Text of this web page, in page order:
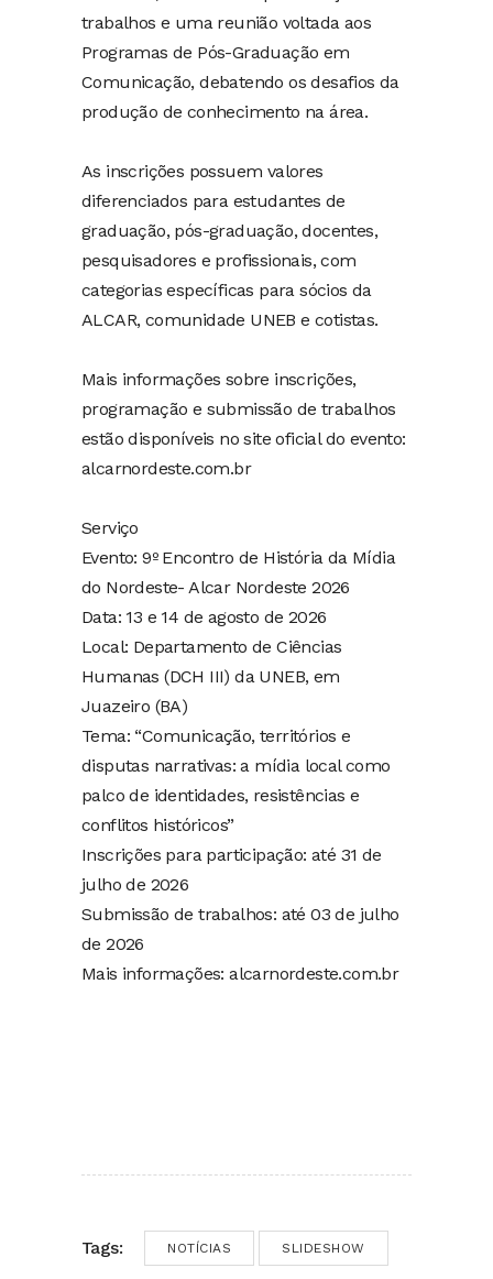
trabalhos e uma reunião voltada aos
Programas de Pós-Graduação em
Comunicação, debatendo os desafios da
produção de conhecimento na área.
As inscrições possuem valores
diferenciados para estudantes de
graduação, pós-graduação, docentes,
pesquisadores e profissionais, com
categorias específicas para sócios da
ALCAR, comunidade UNEB e cotistas.
Mais informações sobre inscrições,
programação e submissão de trabalhos
estão disponíveis no site oficial do evento:
alcarnordeste.com.br
Serviço
Evento: 9º Encontro de História da Mídia
do Nordeste- Alcar Nordeste 2026
Data: 13 e 14 de agosto de 2026
Local: Departamento de Ciências
Humanas (DCH III) da UNEB, em
Juazeiro (BA)
Tema: “Comunicação, territórios e
disputas narrativas: a mídia local como
palco de identidades, resistências e
conflitos históricos”
Inscrições para participação: até 31 de
julho de 2026
Submissão de trabalhos: até 03 de julho
de 2026
Mais informações: alcarnordeste.com.br
Tags: NOTÍCIAS SLIDESHOW